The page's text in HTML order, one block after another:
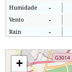
Humidade
-
Vento
-
Rain
-
+